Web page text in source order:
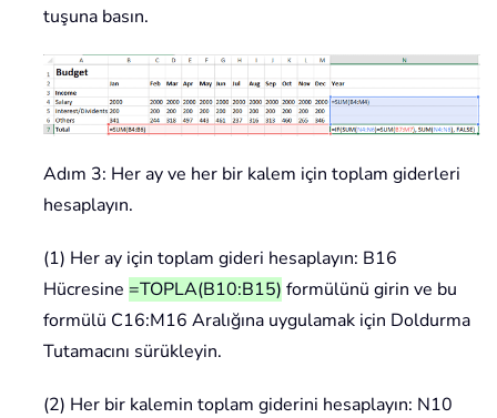
tuşuna basın.
Adım 3: Her ay ve her bir kalem için toplam giderleri
hesaplayın.
(1) Her ay için toplam gideri hesaplayın: B16
Hücresine =TOPLA(B10:B15) formülünü girin ve bu
formülü C16:M16 Aralığına uygulamak için Doldurma
Tutamacını sürükleyin.
(2) Her bir kalemin toplam giderini hesaplayın: N10